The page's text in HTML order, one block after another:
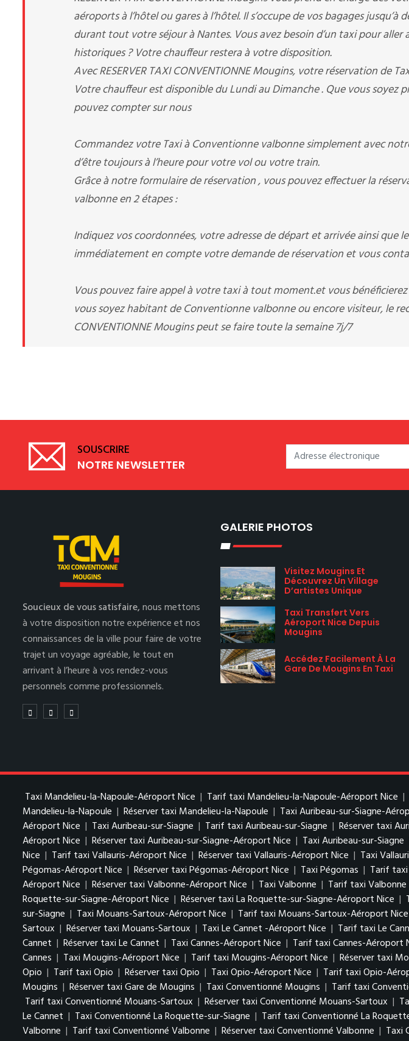
aéroports à l’hôtel ou gares à l’hôtel. Il s’occupe de vos bagages
durant tout votre séjour à Nantes. Vous avez besoin d’un taxi pour aller
historiques ? Votre chauffeur restera à votre disposition.
Avec RESERVER TAXI CONVENTIONNE Mougins, votre réservation de
Votre chauffeur est disponible du Lundi au Dimanche . Que vous soyez
pouvez compter sur nous
Commandez votre Taxi à Conventionne valbonne simplement avec
d’être toujours à l’heure pour votre vol ou votre train.
Grâce à notre formulaire de réservation , vous pouvez effectuer la
valbonne en 2 étapes :
Indiquez vos coordonnées, votre adresse de départ et arrivée ainsi que
immédiatement en compte votre demande de réservation et vous
Vous pouvez faire appel à votre taxi à tout moment.et vous
vous soyez habitant de Conventionne valbonne ou encore visiteur, le
CONVENTIONNE Mougins peut se faire toute la semaine 7j/7
SOUSCRIRE
NOTRE NEWSLETTER
Soucieux de vous satisfaire,nous mettons
à votre disposition notre expérience et nos
connaissances de la ville pour faire de votre
trajet un voyage agréable, le tout en
arrivant à l’heure à vos rendez-vous
personnels comme professionnels.
GALERIE PHOTOS
Visitez Mougins Et
Découvrez Un Village
D’artistes Unique
Taxi Transfert Vers
Aéroport Nice Depuis
Mougins
Accédez Facilement À La
Gare De Mougins En Taxi
Taxi Mandelieu-la-Napoule-Aéroport Nice | Tarif taxi Mandelieu-la-Napoule-Aéroport Nice |
Mandelieu-la-Napoule | Réserver taxi Mandelieu-la-Napoule | Taxi Auribeau-sur-Siagne-
Aéroport Nice | Taxi Auribeau-sur-Siagne | Tarif taxi Auribeau-sur-Siagne | Réserver taxi
Aéroport Nice | Réserver taxi Auribeau-sur-Siagne-Aéroport Nice | Taxi Auribeau-sur-Siagne
Nice | Tarif taxi Vallauris-Aéroport Nice | Réserver taxi Vallauris-Aéroport Nice | Taxi
Pégomas-Aéroport Nice | Réserver taxi Pégomas-Aéroport Nice | Taxi Pégomas | Tarif
Aéroport Nice | Réserver taxi Valbonne-Aéroport Nice | Taxi Valbonne | Tarif taxi Valbonne
Roquette-sur-Siagne-Aéroport Nice | Réserver taxi La Roquette-sur-Siagne-Aéroport Nice |
sur-Siagne | Taxi Mouans-Sartoux-Aéroport Nice | Tarif taxi Mouans-Sartoux-Aéroport Nice
Sartoux | Réserver taxi Mouans-Sartoux | Taxi Le Cannet -Aéroport Nice | Tarif taxi Le
Cannet | Réserver taxi Le Cannet | Taxi Cannes-Aéroport Nice | Tarif taxi Cannes-Aéroport
Cannes | Taxi Mougins-Aéroport Nice | Tarif taxi Mougins-Aéroport Nice | Réserver taxi
Opio | Tarif taxi Opio | Réserver taxi Opio | Taxi Opio-Aéroport Nice | Tarif taxi Opio-
Mougins | Réserver taxi Gare de Mougins | Taxi Conventionné Mougins | Tarif taxi
Tarif taxi Conventionné Mouans-Sartoux | Réserver taxi Conventionné Mouans-Sartoux |
Le Cannet | Taxi Conventionné La Roquette-sur-Siagne | Tarif taxi Conventionné La
Valbonne | Tarif taxi Conventionné Valbonne | Réserver taxi Conventionné Valbonne | Taxi